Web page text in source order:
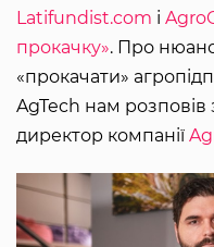
Latifundist.com і
прокачку». Про
«прокачати»
AgTech нам розповів
директор компанії